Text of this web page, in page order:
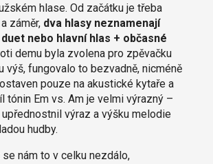
hlase. Od začátku je třeba
záměr, dva hlasy neznamenají
nebo hlavní hlas + občasné
demu byla zvolena pro zpěvačku
výš, fungovalo to bezvadně, nicméně
pouze na akustické kytaře a
tónin Em vs. Am je velmi výrazný –
výraz a výšku melodie
hudby.
nám to v celku nezdálo,